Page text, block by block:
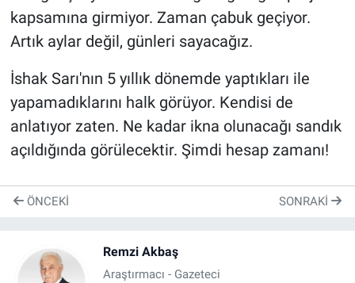
kapsamına girmiyor. Zaman çabuk geçiyor.
Artık aylar değil, günleri sayacağız.
İshak Sarı'nın 5 yıllık dönemde yaptıkları ile
yapamadıklarını halk görüyor. Kendisi de
anlatıyor zaten. Ne kadar ikna olunacağı sandık
açıldığında görülecektir. Şimdi hesap zamanı!
ÖNCEKI SONRAKI
Remzi Akbaş
Araştırmacı - Gazeteci